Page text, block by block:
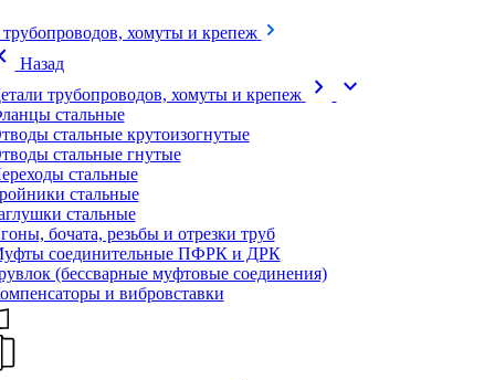
трубопроводов, хомуты и крепеж
Назад
трубопроводов, хомуты и крепеж
chevron_right expand_more
стальные
стальные крутоизогнутые
стальные гнутые
стальные
стальные
стальные
бочата, резьбы и отрезки труб
соединительные ПФРК и ДРК
(бессварные муфтовые соединения)
и вибровставки